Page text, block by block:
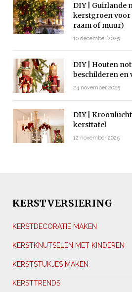
DIY | Guirlande
kerstgroen voor
raam of muur)
10 december 2025
DIY | Houten
beschilderen en
24 november 2025
DIY |
kersttafel
12 november 2025
KERSTVERSIERING
KERSTDECORATIE MAKEN
KERSTKNUTSELEN MET KINDEREN
KERSTSTUKJES MAKEN
KERSTTRENDS